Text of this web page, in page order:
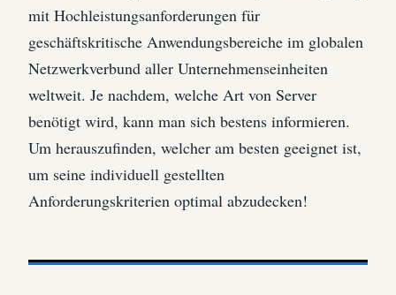
mit Hochleistungsanforderungen für
geschäftskritische Anwendungsbereiche im globalen
Netzwerkverbund aller Unternehmenseinheiten
weltweit. Je nachdem, welche Art von Server
benötigt wird, kann man sich bestens informieren.
Um herauszufinden, welcher am besten geeignet ist,
um seine individuell gestellten
Anforderungskriterien optimal abzudecken!